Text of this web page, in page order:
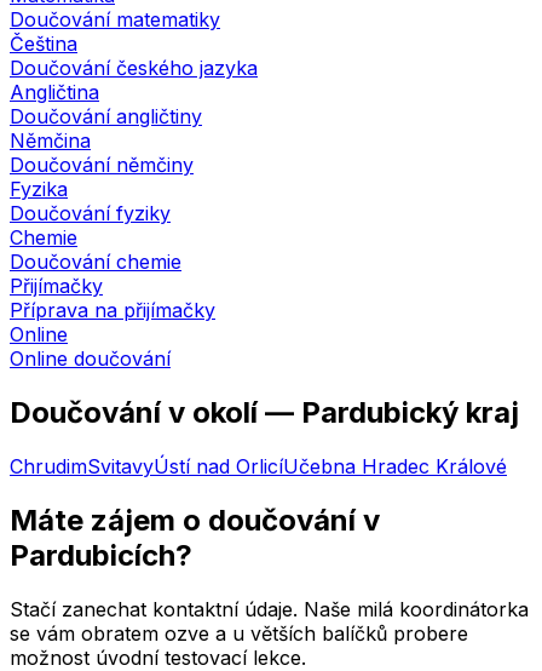
Doučování matematiky
Čeština
Doučování českého jazyka
Angličtina
Doučování angličtiny
Němčina
Doučování němčiny
Fyzika
Doučování fyziky
Chemie
Doučování chemie
Přijímačky
Příprava na přijímačky
Online
Online doučování
Doučování v okolí — Pardubický kraj
ChrudimSvitavyÚstí nad OrlicíUčebna Hradec Králové
Máte zájem o doučovánív
Pardubicích?
Stačí zanechat kontaktní údaje. Naše milá koordinátorka
se vám obratem ozve a u větších balíčků probere
možnost úvodní testovací lekce.